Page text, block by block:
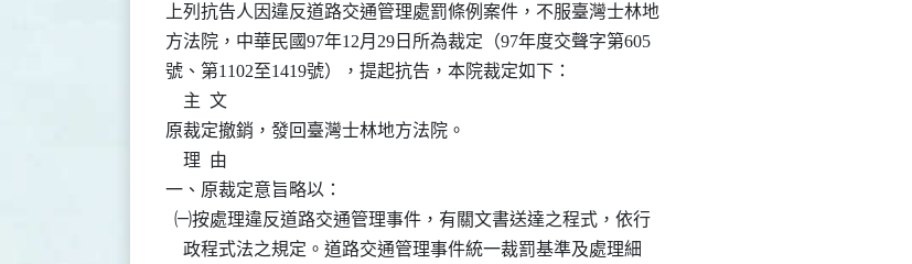
上列抗告人因違反道路交通管理處罰條例案件，不服臺灣士林地
方法院，中華民國97年12月29日所為裁定（97年度交聲字第605
號、第1102至1419號），提起抗告，本院裁定如下：
    主  文
原裁定撤銷，發回臺灣士林地方法院。
    理  由
一、原裁定意旨略以：
  ㈠按處理違反道路交通管理事件，有關文書送達之程式，依行
    政程式法之規定。道路交通管理事件統一裁罰基準及處理細